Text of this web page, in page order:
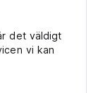
det väldigt
vi kan